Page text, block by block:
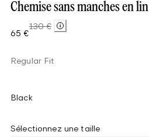
Chemise sans manches en lin
65 €
130 €
Regular Fit
Black
Sélectionnez une taille